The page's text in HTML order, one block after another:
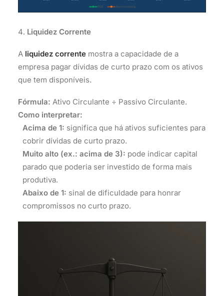
Liquidez Corrente
A liquidez corrente mostra a capacidade de a
empresa pagar dívidas de curto prazo com os ativos
que tem disponíveis.
Fórmula: Ativo Circulante ÷ Passivo Circulante.
Como interpretar:
Acima de 1: significa que há ativos suficientes para
cobrir dívidas de curto prazo.
Muito alto (ex.: acima de 3): pode indicar capital
parado que poderia ser investido de forma mais
produtiva.
Abaixo de 1: sinal de dificuldade para honrar
compromissos no curto prazo.